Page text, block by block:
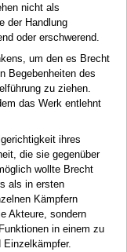
nicht als
der Handlung
oder erschwerend.
um den es Brecht
Begebenheiten des
zu ziehen.
das Werk entlehnt
ihres
die sie gegenüber
wollte Brecht
als in ersten
Kämpfern
Akteure, sondern
in einem zu
Einzelkämpfer.